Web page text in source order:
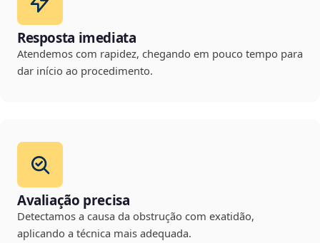
Resposta imediata
Atendemos com rapidez, chegando em pouco tempo para
dar início ao procedimento.
Avaliação precisa
Detectamos a causa da obstrução com exatidão,
aplicando a técnica mais adequada.